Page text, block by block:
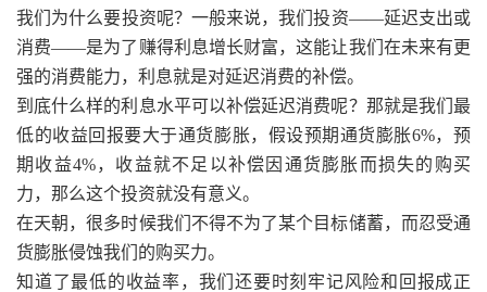
我们为什么要投资呢？一般来说，我们投资——延迟支出或
消费——是为了赚得利息增长财富，这能让我们在未来有更
强的消费能力，利息就是对延迟消费的补偿。
到底什么样的利息水平可以补偿延迟消费呢？那就是我们最
低的收益回报要大于通货膨胀，假设预期通货膨胀6%，预
期收益4%，收益就不足以补偿因通货膨胀而损失的购买
力，那么这个投资就没有意义。
在天朝，很多时候我们不得不为了某个目标储蓄，而忍受通
货膨胀侵蚀我们的购买力。
知道了最低的收益率，我们还要时刻牢记风险和回报成正